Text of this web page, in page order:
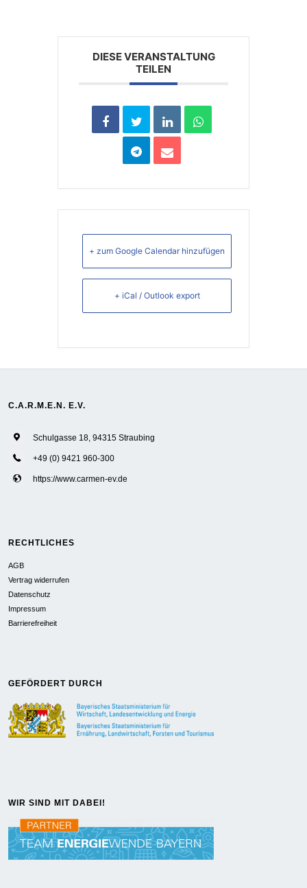
DIESE VERANSTALTUNG
TEILEN
+ zum Google Calendar hinzufügen
+ iCal / Outlook export
C.A.R.M.E.N. E.V.
Schulgasse 18, 94315 Straubing
+49 (0) 9421 960-300
https://www.carmen-ev.de
RECHTLICHES
AGB
Vertrag widerrufen
Datenschutz
Impressum
Barrierefreiheit
GEFÖRDERT DURCH
WIR SIND MIT DABEI!